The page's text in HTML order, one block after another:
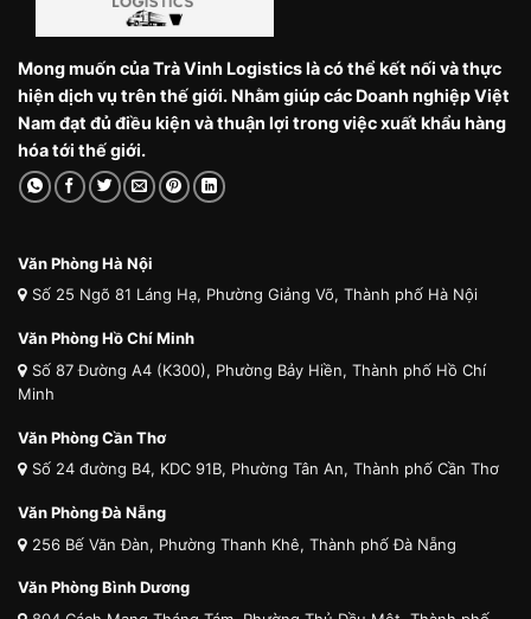
Mong muốn của Trà Vinh Logistics là có thể kết nối và thực
hiện dịch vụ trên thế giới. Nhằm giúp các Doanh nghiệp Việt
Nam đạt đủ điều kiện và thuận lợi trong việc xuất khẩu hàng
hóa tới thế giới.
Văn Phòng Hà Nội
Số 25 Ngõ 81 Láng Hạ, Phường Giảng Võ, Thành phố Hà Nội
Văn Phòng Hồ Chí Minh
Số 87 Đường A4 (K300), Phường Bảy Hiền, Thành phố Hồ Chí
Minh
Văn Phòng Cần Thơ
Số 24 đường B4, KDC 91B, Phường Tân An, Thành phố Cần Thơ
Văn Phòng Đà Nẵng
256 Bế Văn Đàn, Phường Thanh Khê, Thành phố Đà Nẵng
Văn Phòng Bình Dương